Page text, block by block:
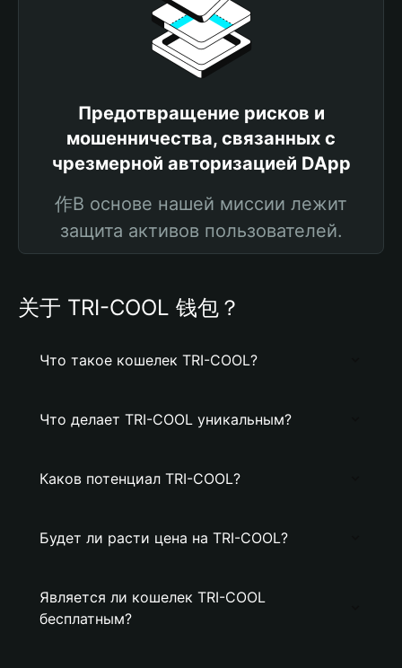
Предотвращение рисков и
мошенничества, связанных с
чрезмерной авторизацией DApp
作В основе нашей миссии лежит
защита активов пользователей.
关于 TRI-COOL 钱包？
Что такое кошелек TRI-COOL?
Что делает TRI-COOL уникальным?
Каков потенциал TRI-COOL?
Будет ли расти цена на TRI-COOL?
Является ли кошелек TRI-COOL
бесплатным?